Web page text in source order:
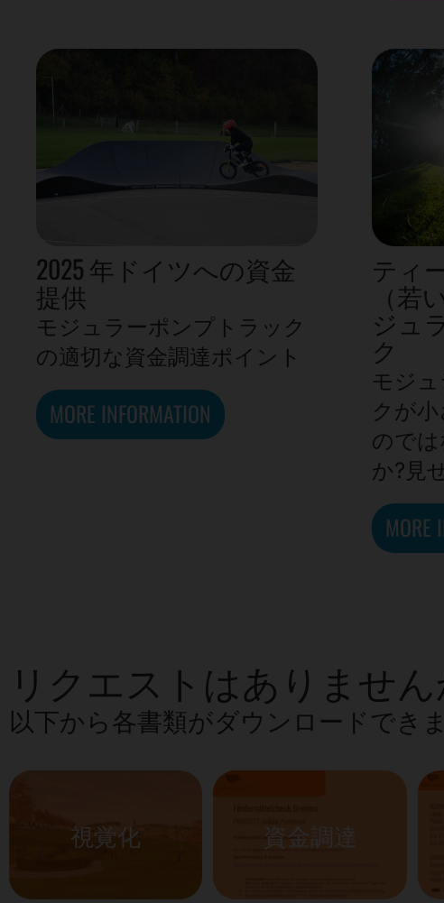
2025 年ドイツへの資金
提供
モジュラーポンプトラック
の適切な資金調達ポイント
MORE INFORMATION
ティ
（若
ジュ
ク
モジ
クが
ので
か?見
MORE
リクエストはありません
以下から各書類がダウンロードでき
視覚化 資金調達